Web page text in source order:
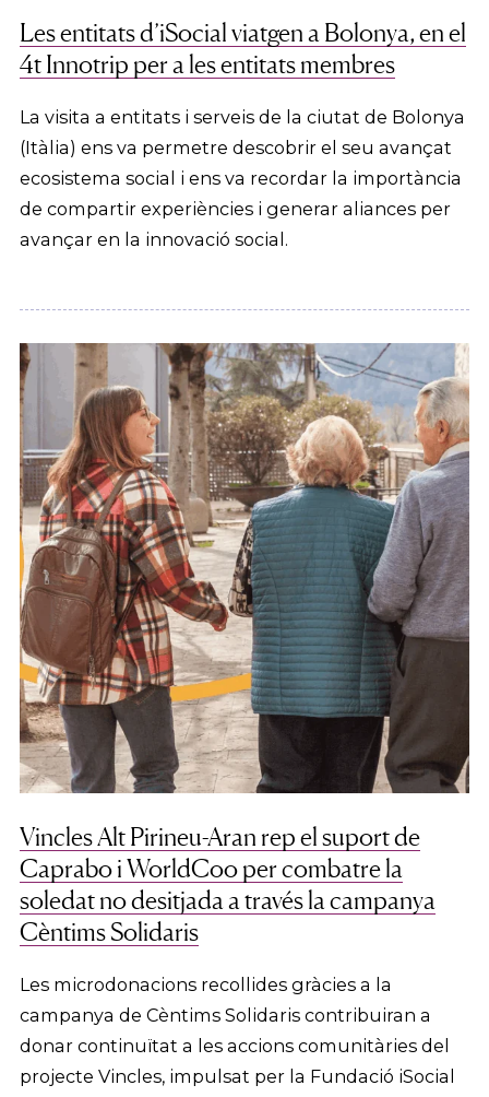
Les entitats d’iSocial viatgen a Bolonya, en el
4t Innotrip per a les entitats membres
La visita a entitats i serveis de la ciutat de Bolonya
(Itàlia) ens va permetre descobrir el seu avançat
ecosistema social i ens va recordar la importància
de compartir experiències i generar aliances per
avançar en la innovació social.
Vincles Alt Pirineu-Aran rep el suport de
Caprabo i WorldCoo per combatre la
soledat no desitjada a través la campanya
Cèntims Solidaris
Les microdonacions recollides gràcies a la
campanya de Cèntims Solidaris contribuiran a
donar continuïtat a les accions comunitàries del
projecte Vincles, impulsat per la Fundació iSocial